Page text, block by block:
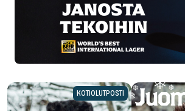
KOTIOLUTPOSTI